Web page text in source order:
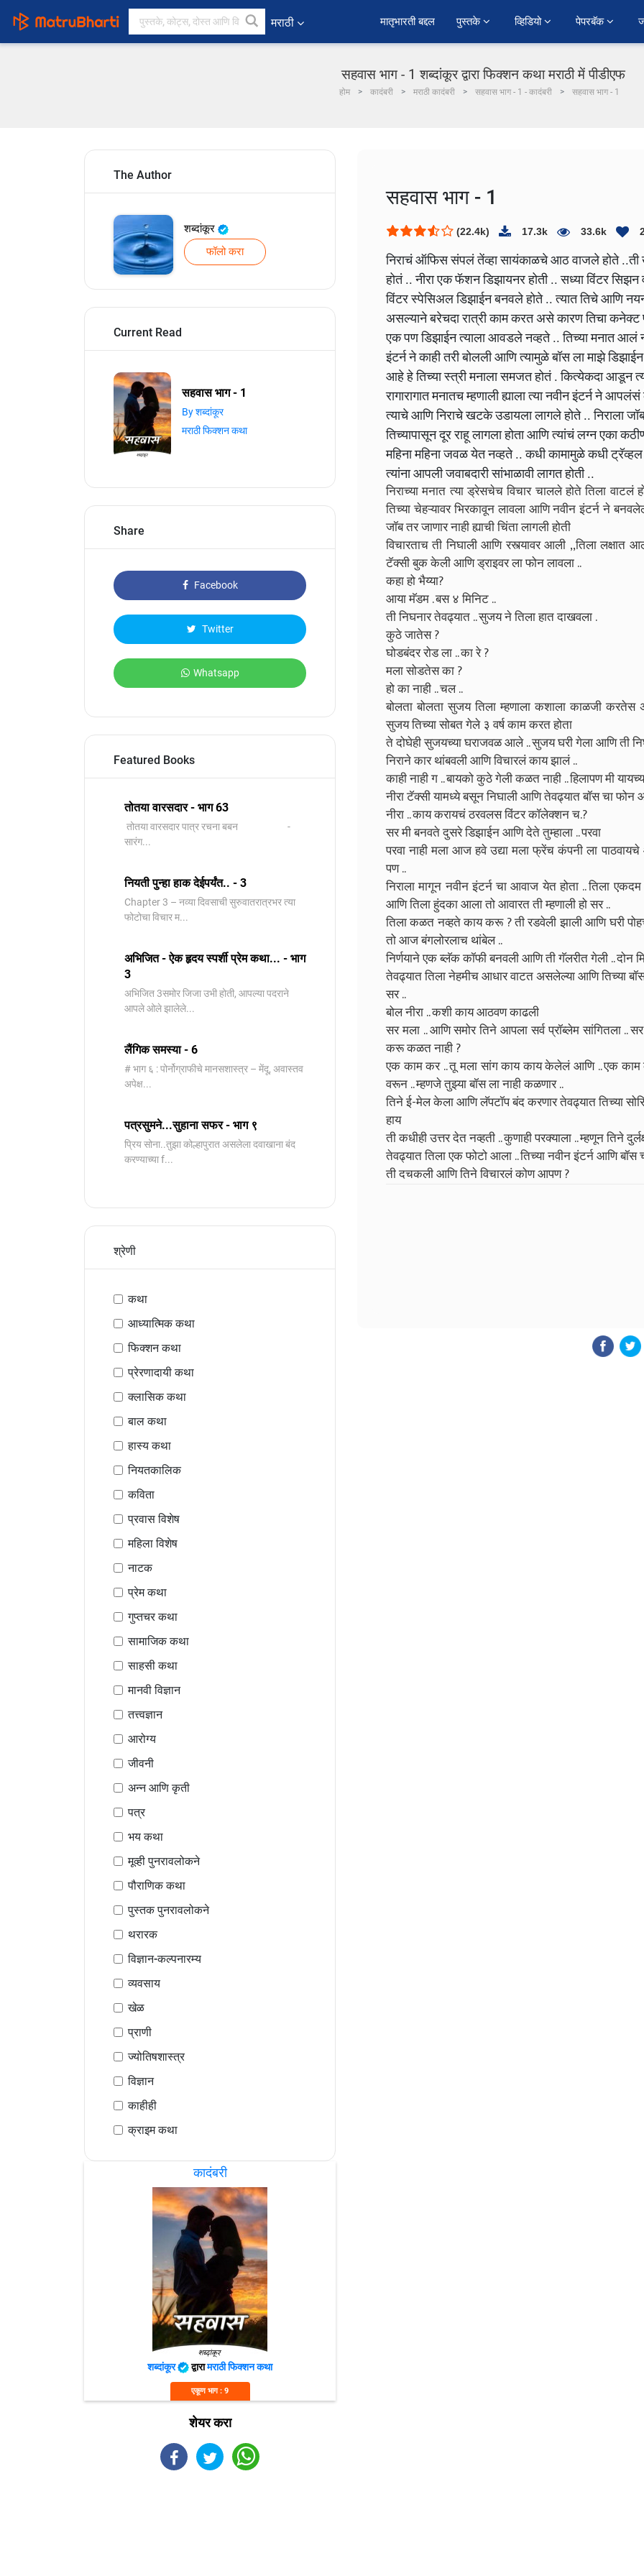
मराठी ﻿मातृभारती बद्दल पुस्तके व्हिडियो पेपरबॅक
सहवास भाग - 1 शब्दांकूर द्वारा फिक्शन कथा मराठी में पीडीएफ
होम कादंबरी मराठी कादंबरी सहवास भाग - 1 - कादंबरी सहवास भाग - 1
The Author
शब्दांकूर
फॉलो करा
Current Read
सहवास भाग - 1
By शब्दांकूर
मराठी फिक्शन कथा
Share
Facebook
Twitter
Whatsapp
Featured Books
तोतया वारसदार - भाग 63
तोतया वारसदार पात्र रचना बबन -
सारंग...
नियती पुन्हा हाक देईपर्यंत.. - 3
Chapter 3 – नव्या दिवसाची सुरुवातरात्रभर त्या
फोटोचा विचार म...
अभिजित - ऐक हृदय स्पर्शी प्रेम कथा... - भाग
3
️अभिजित ️3समोर जिजा उभी होती, आपल्या पदराने
आपले ओले झालेले...
लैंगिक समस्या - 6
# भाग ६ : पोर्नोग्राफीचे मानसशास्त्र – मेंदू, अवास्तव
अपेक्ष...
पत्रसुमने...सुहाना सफर - भाग ९
प्रिय सोना..तुझा कोल्हापुरात असलेला दवाखाना बंद
करण्याच्या f...
श्रेणी
कथा
आध्यात्मिक कथा
फिक्शन कथा
प्रेरणादायी कथा
क्लासिक कथा
बाल कथा
हास्य कथा
नियतकालिक
कविता
प्रवास विशेष
महिला विशेष
नाटक
प्रेम कथा
गुप्तचर कथा
सामाजिक कथा
साहसी कथा
मानवी विज्ञान
तत्त्वज्ञान
आरोग्य
जीवनी
अन्न आणि कृती
पत्र
भय कथा
मूव्ही पुनरावलोकने
पौराणिक कथा
पुस्तक पुनरावलोकने
थरारक
विज्ञान-कल्पनारम्य
व्यवसाय
खेळ
प्राणी
ज्योतिषशास्त्र
विज्ञान
काहीही
क्राइम कथा
कादंबरी
शब्दांकूर द्वारामराठी फिक्शन कथा
एकूण भाग : 9
शेयर करा
सहवास भाग - 1
(22.4k) 17.3k 33.6k
निराचं ऑफिस संपलं तेंव्हा सायंकाळचे आठ वाजले होते ..ती
होतं .. नीरा एक फॅशन डिझायनर होती .. सध्या विंटर सिझन
विंटर स्पेसिअल डिझाईन बनवले होते .. त्यात तिचे आणि
असल्याने बरेचदा रात्री काम करत असे कारण तिचा
एक पण डिझाईन त्याला आवडले नव्हते .. तिच्या मनात आलं
इंटर्न ने काही तरी बोलली आणि त्यामुळे बॉस ला माझे
आहे हे तिच्या स्त्री मनाला समजत होतं . कित्येकदा आडून
रागारागात मनातच म्हणाली ह्याला त्या नवीन इंटर्न ने
त्याचे आणि निराचे खटके उडायला लागले होते .. निराला
तिच्यापासून दूर राहू लागला होता आणि त्यांचं लग्न
महिना महिना जवळ येत नव्हते .. कधी कामामुळे कधी
त्यांना आपली जवाबदारी सांभाळावी लागत होती ..
निराच्या मनात त्या ड्रेसचेच विचार चालले होते तिला
तिच्या चेहऱ्यावर भिरकावून लावला आणि नवीन इंटर्न ने
जॉब तर जाणार नाही ह्याची चिंता लागली होती
विचारताच ती निघाली आणि रस्त्यावर आली ,,तिला
टॅक्सी बुक केली आणि ड्राइवर ला फोन लावला ..
कहा हो भैय्या?
आया मॅडम . बस ४ मिनिट ..
ती निघनार तेवढ्यात .. सुजय ने तिला हात दाखवला .
कुठे जातेस ?
घोडबंदर रोड ला .. का रे ?
मला सोडतेस का ?
हो का नाही .. चल ..
बोलता बोलता सुजय तिला म्हणाला कशाला काळजी
सुजय तिच्या सोबत गेले ३ वर्ष काम करत होता
ते दोघेही सुजयच्या घराजवळ आले .. सुजय घरी गेला आणि ती
निराने कार थांबवली आणि विचारलं काय झालं ..
काही नाही ग .. बायको कुठे गेली कळत नाही .. हिलापण मी
नीरा टॅक्सी यामध्ये बसून निघाली आणि तेवढ्यात बॉस चा फोन
नीरा .. काय करायचं ठरवलस विंटर कॉलेक्शन च.?
सर मी बनवते दुसरे डिझाईन आणि देते तुम्हाला .. परवा
परवा नाही मला आज हवे उद्या मला फ्रेंच कंपनी ला
पण ..
निराला मागून नवीन इंटर्न चा आवाज येत होता .. तिला
आणि तिला हुंदका आला तो आवारत ती म्हणाली हो सर ..
तिला कळत नव्हते काय करू ? ती रडवेली झाली आणि घरी
तो आज बंगलोरलाच थांबेल ..
निर्णयाने एक ब्लॅक कॉफी बनवली आणि ती गॅलरीत गेली .. दोन
तेवढ्यात तिला नेहमीच आधार वाटत असलेल्या आणि तिच्या
सर ..
बोल नीरा .. कशी काय आठवण काढली
सर मला .. आणि समोर तिने आपला सर्व प्रॉब्लेम सांगितला ..
करू कळत नाही ?
एक काम कर .. तू मला सांग काय काय केलेलं आणि .. एक काम
वरून .. म्हणजे तुझ्या बॉस ला नाही कळणार ..
तिने ई-मेल केला आणि लॅपटॉप बंद करणार तेवढ्यात तिच्या
हाय
ती कधीही उत्तर देत नव्हती .. कुणाही परक्याला .. म्हणून तिने
तेवढ्यात तिला एक फोटो आला .. तिच्या नवीन इंटर्न आणि बॉस
ती दचकली आणि तिने विचारलं कोण आपण ?